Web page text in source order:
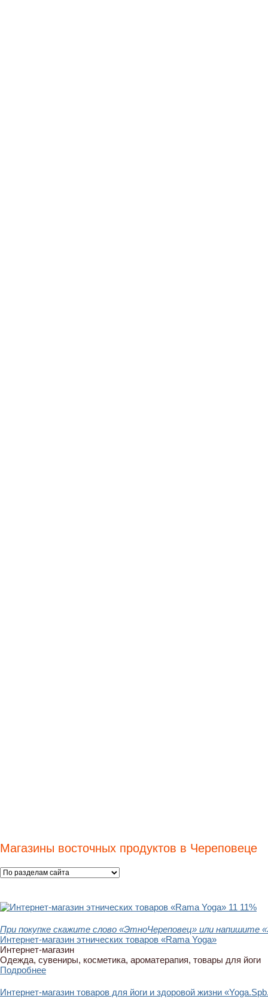
Магазины восточных продуктов в Череповеце
11 11%
При покупке скажите слово «ЭтноЧереповец» или напишите
Интернет-магазин этнических товаров «Rama Yoga»
Интернет-магазин
Одежда, сувениры, косметика, ароматерапия, товары для йоги
Подробнее
Интернет-магазин товаров для йоги и здоровой жизни